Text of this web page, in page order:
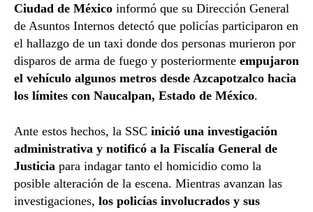
Ciudad de México informó que su Dirección General
de Asuntos Internos detectó que policías participaron en
el hallazgo de un taxi donde dos personas murieron por
disparos de arma de fuego y posteriormente empujaron
el vehículo algunos metros desde Azcapotzalco hacia
los límites con Naucalpan, Estado de México.
Ante estos hechos, la SSC inició una investigación
administrativa y notificó a la Fiscalía General de
Justicia para indagar tanto el homicidio como la
posible alteración de la escena. Mientras avanzan las
investigaciones, los policías involucrados y sus